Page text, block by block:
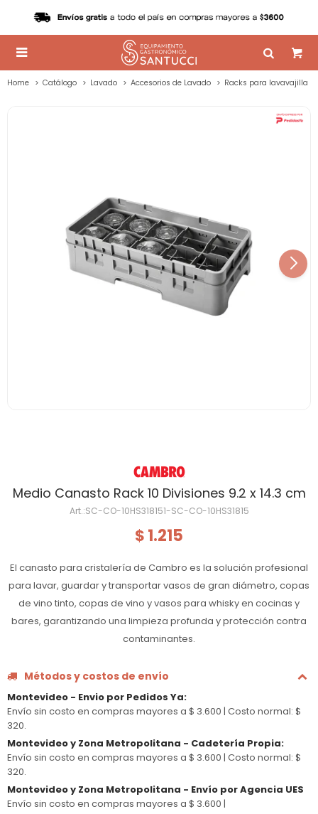

Home Catálogo Lavado Accesorios de Lavado Racks para lavavajilla
Medio Canasto Rack 10 Divisiones 9.2 x 14.3 cm
SC-CO-10HS318151-SC-CO-10HS31815
$ 1.215
El canasto para cristalería de Cambro es la solución profesional
para lavar, guardar y transportar vasos de gran diámetro, copas
de vino tinto, copas de vino y vasos para whisky en cocinas y
bares, garantizando una limpieza profunda y protección contra
contaminantes.
Métodos y costos de envío
Montevideo - Envio por Pedidos Ya:
Envío sin costo en compras mayores a $ 3.600 | Costo normal: $
320.
Montevideo y Zona Metropolitana - Cadetería Propia:
Envío sin costo en compras mayores a $ 3.600 | Costo normal: $
320.
Montevideo y Zona Metropolitana - Envío por Agencia UES
Envío sin costo en compras mayores a $ 3.600 |